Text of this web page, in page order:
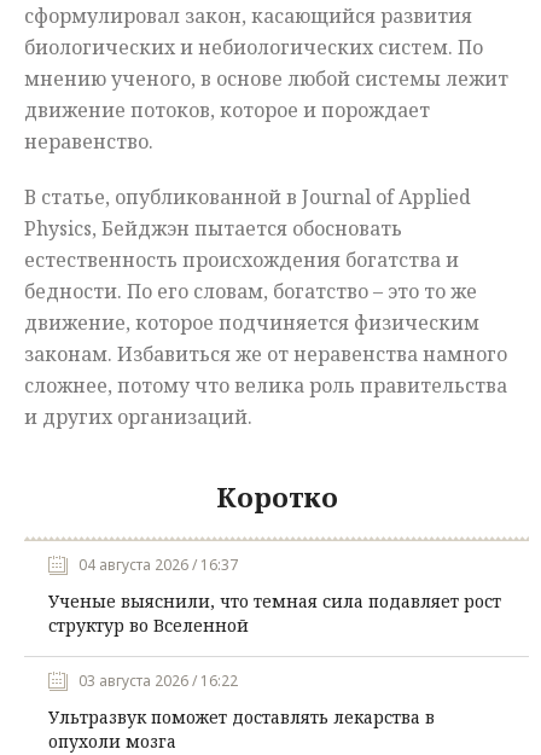
сформулировал закон, касающийся развития
биологических и небиологических систем. По
мнению ученого, в основе любой системы лежит
движение потоков, которое и порождает
неравенство.
В статье, опубликованной в Journal of Applied
Physics, Бейджэн пытается обосновать
естественность происхождения богатства и
бедности. По его словам, богатство – это то же
движение, которое подчиняется физическим
законам. Избавиться же от неравенства намного
сложнее, потому что велика роль правительства
и других организаций.
Коротко
04 августа 2026 / 16:37
Ученые выяснили, что темная сила подавляет рост
структур во Вселенной
03 августа 2026 / 16:22
Ультразвук поможет доставлять лекарства в
опухоли мозга